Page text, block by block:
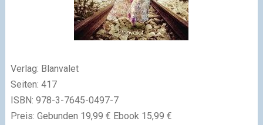
Verlag: Blanvalet
Seiten: 417
ISBN: 978-3-7645-0497-7
Preis: Gebunden 19,99 € Ebook 15,99 €